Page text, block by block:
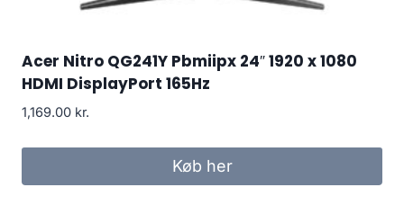
Acer Nitro QG241Y Pbmiipx 24″ 1920 x 1080
HDMI DisplayPort 165Hz
1,169.00 kr.
Køb her